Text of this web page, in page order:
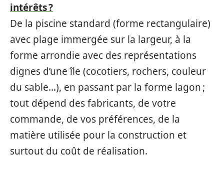
intérêts ?
De la piscine standard (forme rectangulaire)
avec plage immergée sur la largeur, à la
forme arrondie avec des représentations
dignes d’une île (cocotiers, rochers, couleur
du sable…), en passant par la forme lagon ;
tout dépend des fabricants, de votre
commande, de vos préférences, de la
matière utilisée pour la construction et
surtout du coût de réalisation.